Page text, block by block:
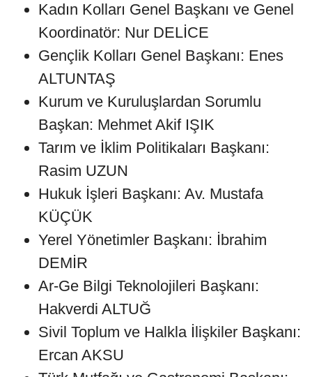
Kadın Kolları Genel Başkanı ve Genel
Koordinatör: Nur DELİCE
Gençlik Kolları Genel Başkanı: Enes
ALTUNTAŞ
Kurum ve Kuruluşlardan Sorumlu
Başkan: Mehmet Akif IŞIK
Tarım ve İklim Politikaları Başkanı:
Rasim UZUN
Hukuk İşleri Başkanı: Av. Mustafa
KÜÇÜK
Yerel Yönetimler Başkanı: İbrahim
DEMİR
Ar-Ge Bilgi Teknolojileri Başkanı:
Hakverdi ALTUĞ
Sivil Toplum ve Halkla İlişkiler Başkanı:
Ercan AKSU